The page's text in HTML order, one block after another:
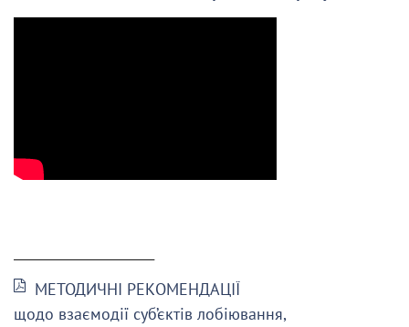
МЕТОДИЧНІ РЕКОМЕНДАЦІЇ
щодо взаємодії суб’єктів лобіювання,